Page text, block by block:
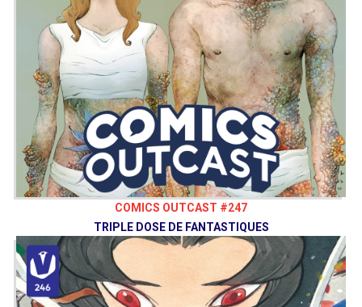
COMICS OUTCAST #247
TRIPLE DOSE DE FANTASTIQUES